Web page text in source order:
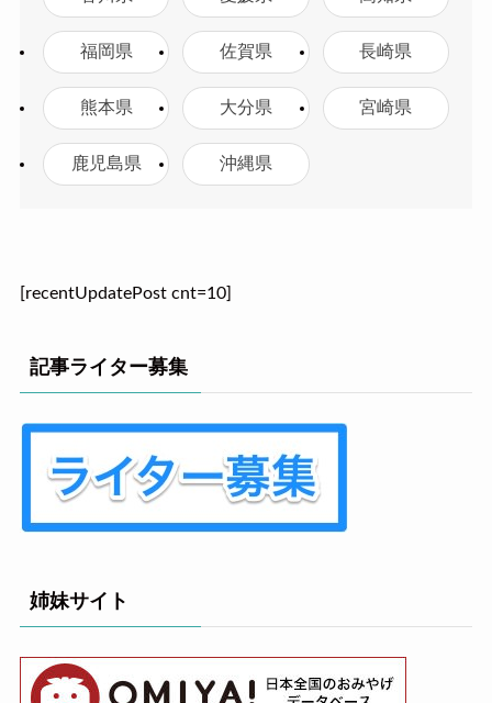
福岡県 佐賀県 長崎県
熊本県 大分県 宮崎県
鹿児島県 沖縄県
[recentUpdatePost cnt=10]
記事ライター募集
姉妹サイト